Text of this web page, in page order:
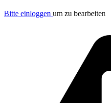
Bitte einloggen um zu bearbeiten